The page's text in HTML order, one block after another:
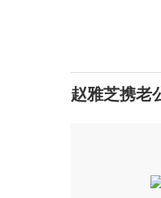
赵雅芝携老